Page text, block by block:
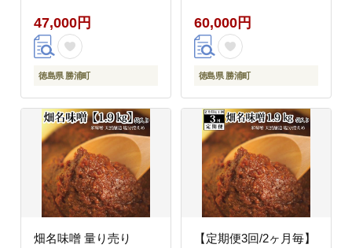
47,000円
徳島県 勝浦町
60,000円
徳島県 勝浦町
畑名味噌 量り売り
【定期便3回/2ヶ月毎】